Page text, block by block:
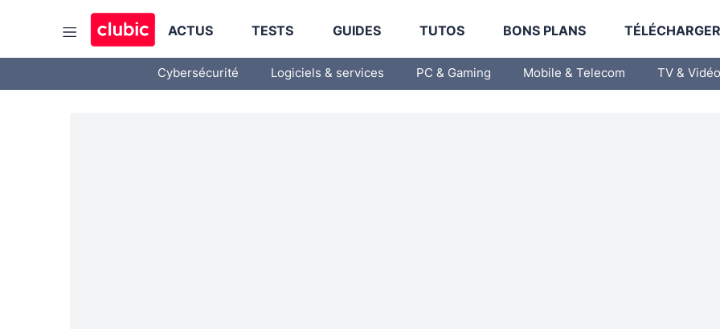
ACTUS TESTS GUIDES TUTOS BONS PLANS
Cybersécurité Logiciels & services PC & Gaming Mobile & Telecom TV & Vidéo